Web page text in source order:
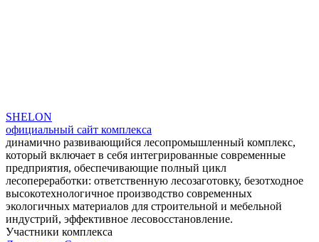
SHELON
официальный сайт комплекса
динамично развивающийся лесопромышленный комплекс,
который включает в себя интегрированные современные
предприятия, обеспечивающие полный цикл
лесопереработки: ответственную лесозаготовку, безотходное
высокотехнологичное производство современных
экологичных материалов для строительной и мебельной
индустрий, эффективное лесовосстановление.
Участники комплекса